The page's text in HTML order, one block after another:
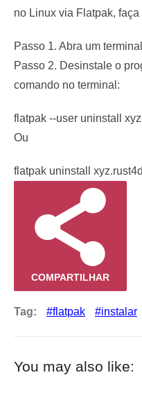
no Linux via Flatpak, faça
Passo 1. Abra um
Passo 2. Desinstale o
comando no terminal:
flatpak --user uninstall
Ou
flatpak uninstall
COMPARTILHAR
Tag: flatpak instalar
You may also like: